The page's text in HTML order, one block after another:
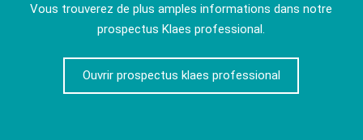
Vous trouverez de plus amples informations dans notre
prospectus Klaes professional.
Ouvrir prospectus klaes professional